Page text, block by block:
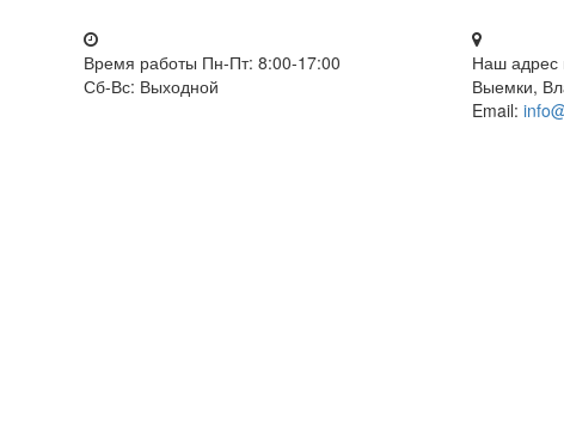
Время работы Пн-Пт: 8:00-17:00
Сб-Вс: Выходной
Наш адрес
Выемки,
Email: